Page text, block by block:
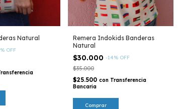
Natural
% OFF
Remera Indokids Banderas
Natural
$30.000 -14% OFF
$35.000
$25.500 con Transferencia
Bancaria
Comprar